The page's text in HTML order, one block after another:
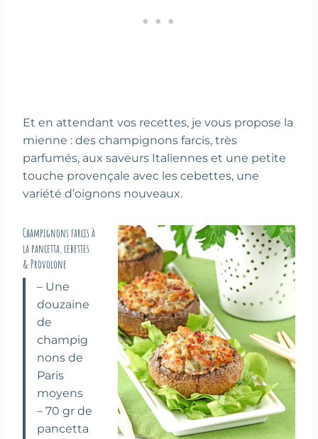
Et en attendant vos recettes, je vous propose la
mienne : des champignons farcis, très
parfumés, aux saveurs Italiennes et une petite
touche provençale avec les cebettes, une
variété d’oignons nouveaux.
Champignons farcis à
la pancetta, cebettes
& Provolone
– Une
douzaine
de
champig
nons de
Paris
moyens
– 70 gr de
pancetta